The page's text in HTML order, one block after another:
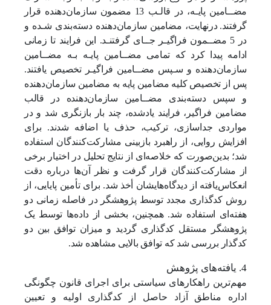
مضــامین پایـه، در قالـب 13 مضمون سازمان‌دهنده قرار
گرفتند. درنهایت، مضامین سازمان‌دهنده دسته‌بندی شـده و
در 5 مضــمون فراگیـر جــای گرفتنـد. این فرایند تا زمانی
ادامه پیدا کرد که تمامی مضــامین پایـه بـه مضــامین
سازمان‌دهنده و سـپس مضــامین فراگیـر تخصیص یافتند.
پس از تخصیص کلیه مضامین پایه به مضامین سازمان‌دهنده
و سپس دسته‌بندی مضــامین سازمان‌دهنده در قالب
مضامین فراگیر، فرایند یادشده، چند بار بازنگری شد و در
مواردی جداسازی، ترکیب، حذف یا اضافه شدند. برای
افزایش روایی، از راهبرد بازبینی مشارکت‌کنندگان استفاده
شد؛ بدین‌صورت‌ که خلاصه‌ای از نتایج تحلیل در اختیار برخی
از مشارکت‌کنندگان قرار گرفت و نظر آن‌ها درباره دقت
انعکاس‌یافته از دیدگاه‌هایشان أخذ شد. برای تأمین پایایی، از
روش کدگذاری مجدد توسط پژوهشگر در فاصله زمانی دو
هفته‌ای استفاده شد. همچنین، بخشی از داده‌ها توسط یک
پژوهشگر مستقل کدگذاری گردید و میزان توافق بین دو
کدگذار بررسی شد که توافق بالایی مشاهده شد.
4. یافته‌های پژوهش
مهم‌ترین راهکارهای سیاستی برای اجرای قانون چگونگی
اداره مناطق آزاد حاصل از کدگذاری اولیه و تعیین